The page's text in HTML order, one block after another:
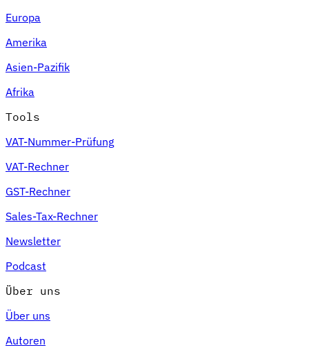
Europa
Amerika
Asien-Pazifik
Afrika
Tools
VAT-Nummer-Prüfung
VAT-Rechner
GST-Rechner
Sales-Tax-Rechner
Newsletter
Podcast
Über uns
Über uns
Autoren